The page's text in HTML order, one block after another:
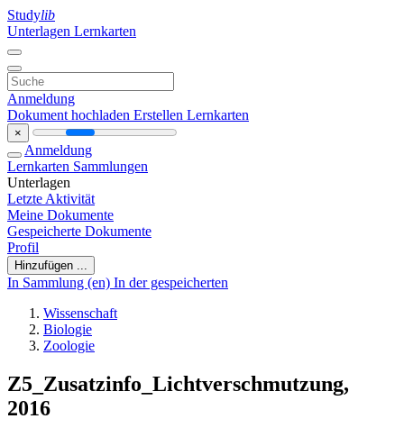
Studylib
Unterlagen Lernkarten
Anmeldung
Dokument hochladen Erstellen Lernkarten
×
Anmeldung
Lernkarten Sammlungen
Unterlagen
Letzte Aktivität
Meine Dokumente
Gespeicherte Dokumente
Profil
Hinzufügen ...
In Sammlung (en) In der gespeicherten
Wissenschaft
Biologie
Zoologie
Z5_Zusatzinfo_Lichtverschmutzung,
2016